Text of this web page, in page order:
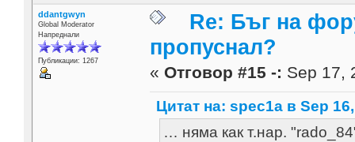
ddantgwyn
Global Moderator
Напреднали
Публикации: 1267
Re: Бъг на
пропуснал?
« Отговор #15 -: Sep 17,
Цитат на: spec1a в Sep
… няма как т.нар.